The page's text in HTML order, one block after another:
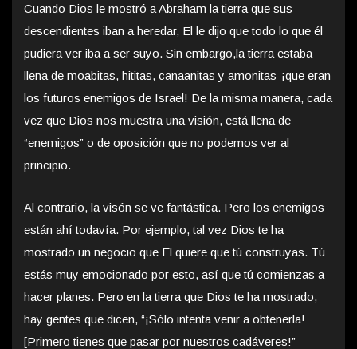
Cuando Dios le mostró a Abraham la tierra que sus
descendientes iban a heredar, El le dijo que todo lo que él
pudiera ver iba a ser suyo. Sin embargo,la tierra estaba
llena de moabitas, hititas, canaanitas y amonitas-¡que eran
los futuros enemigos de Israel! De la misma manera, cada
vez que Dios nos muestra una visión, está llena de
“enemigos” o de oposición que no podemos ver al
principio.
Al contrario, la visón se ve fantástica. Pero los enemigos
están ahí todavía. Por ejemplo, tal vez Dios te ha
mostrado un negocio que El quiere que tú construyas. Tú
estás muy emocionado por esto, así que tú comienzas a
hacer planes. Pero en la tierra que Dios te ha mostrado,
hay gentes que dicen, “¡Sólo intenta venir a obtenerla!
[Primero tienes que pasar por nuestros cadáveres!”